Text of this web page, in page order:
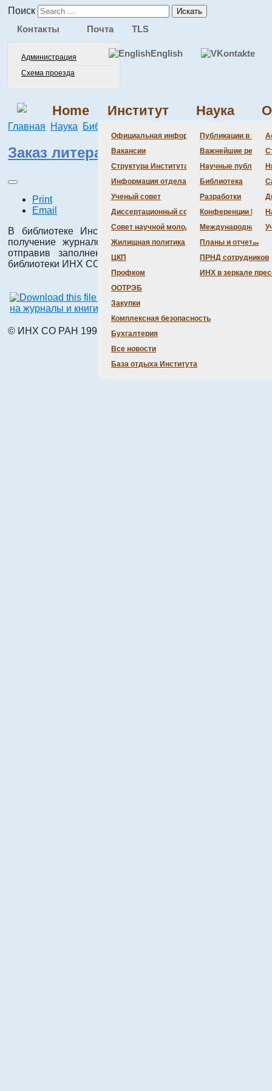
Поиск Искать
Контакты
Администрация
Схема проезда
Почта TLS
English
Home Институт
Официальная информация
Вакансии
Структура Института
Информация отдела кадров
Ученый совет
Диссертационный совет
Совет научной молодежи
Жилищная политика
ЦКП
Профком
ООТРЭБ
Закупки
Комплексная безопасность
Бухгалтерия
Все новости
База отдыха Института
Наука
Публикации в
Важнейшие
Научные
Библиотека
Разработки
Конференции
Международная
Планы и отчеты
ПРНД сотрудников
ИНХ в зеркале
Главная Наука Библиотека
Заказ литературы
Print
Email
В библиотеке Института можно оформить заказ на
получение журналов или книг из других библиотек,
отправив заполненный бланк заказа на эл. адрес
библиотеки ИНХ СО РАНiicmba@niic.nsc.ru
Attachments:
на журналы и книги по МБА
© ИНХ СО РАН 1998 – 2026 г.